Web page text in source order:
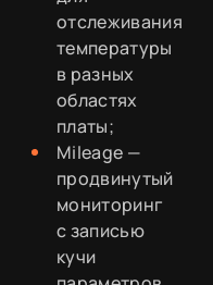
отслеживания
температуры
в разных
областях
платы;
Mileage —
продвинутый
мониторинг
с записью
кучи